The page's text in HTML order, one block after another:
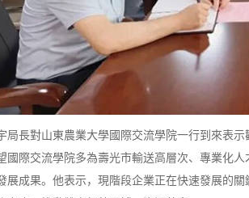
長對山東農業大學國際交流學院一行到來表示
國際交流學院多為壽光市輸送高層次、專業化
展成果。他表示，現階段企業正在快速發展的